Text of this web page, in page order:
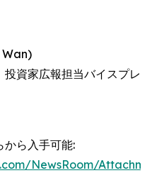
Wan)
資家広報担当バイスプレ
から入手可能:
NewsRoom/